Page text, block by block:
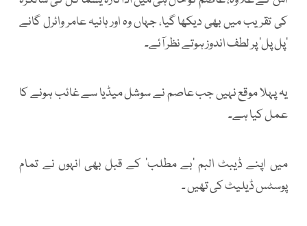
کی تقریب میں بھی دیکھا گیا، جہاں وہ اور ہانیہ عامر وائرل گانے
’پل پل‘ پر لطف اندوز ہوتے نظر آئے۔
یہ پہلا موقع نہیں جب عاصم نے سوشل میڈیا سے غائب ہونے کا
عمل کیا ہے۔
میں اپنے ڈیبٹ البم ’بے مطلب‘ کے قبل بھی انہوں نے تمام
پوسٹس ڈیلیٹ کی تھیں ۔